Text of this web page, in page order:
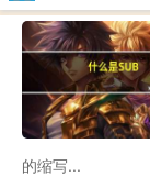
的缩写...